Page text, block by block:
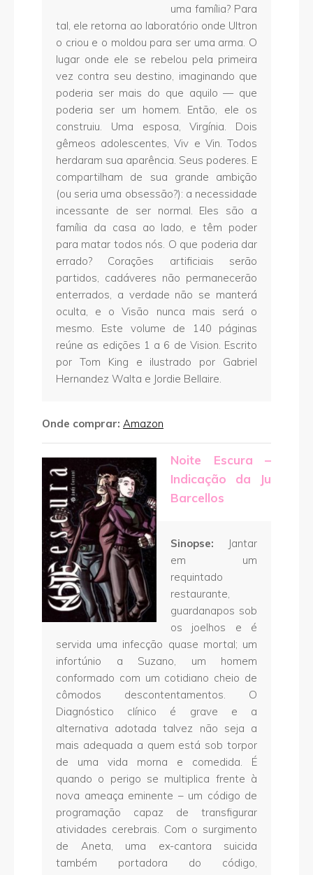
uma família? Para
tal, ele retorna ao laboratório onde Ultron
o criou e o moldou para ser uma arma. O
lugar onde ele se rebelou pela primeira
vez contra seu destino, imaginando que
poderia ser mais do que aquilo — que
poderia ser um homem. Então, ele os
construiu. Uma esposa, Virgínia. Dois
gêmeos adolescentes, Viv e Vin. Todos
herdaram sua aparência. Seus poderes. E
compartilham de sua grande ambição
(ou seria uma obsessão?): a necessidade
incessante de ser normal. Eles são a
família da casa ao lado, e têm poder
para matar todos nós. O que poderia dar
errado? Corações artificiais serão
partidos, cadáveres não permanecerão
enterrados, a verdade não se manterá
oculta, e o Visão nunca mais será o
mesmo. Este volume de 140 páginas
reúne as edições 1 a 6 de Vision. Escrito
por Tom King e ilustrado por Gabriel
Hernandez Walta e Jordie Bellaire.
Onde comprar: Amazon
Noite Escura –
Indicação da Ju
Barcellos
Sinopse: Jantar
em um
requintado
restaurante,
guardanapos sob
os joelhos e é
servida uma infecção quase mortal; um
infortúnio a Suzano, um homem
conformado com um cotidiano cheio de
cômodos descontentamentos. O
Diagnóstico clínico é grave e a
alternativa adotada talvez não seja a
mais adequada a quem está sob torpor
de uma vida morna e comedida. É
quando o perigo se multiplica frente à
nova ameaça eminente – um código de
programação capaz de transfigurar
atividades cerebrais. Com o surgimento
de Aneta, uma ex-cantora suicida
também portadora do código,